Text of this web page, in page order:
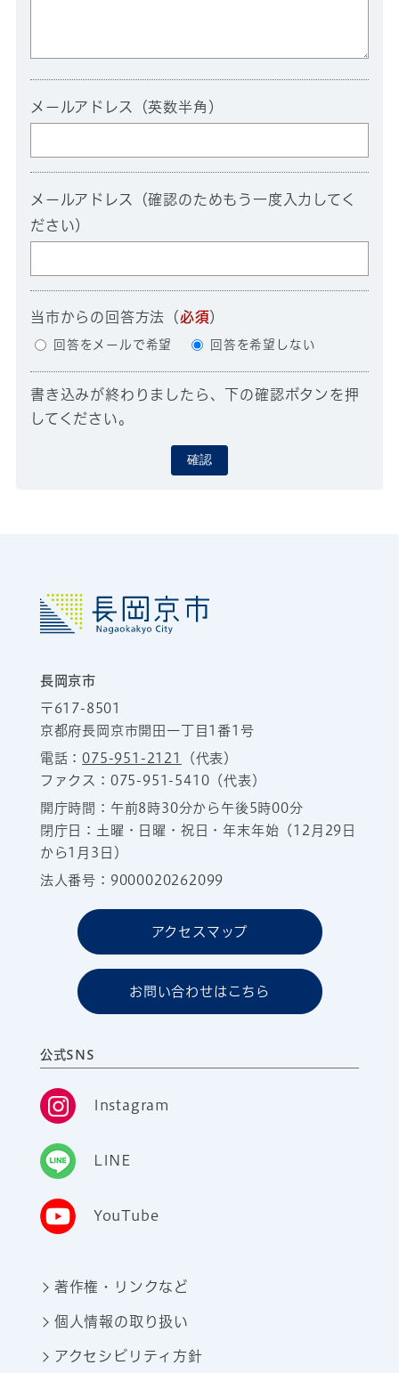
メールアドレス（英数半角）
メールアドレス（確認のためもう一度入力してく
ださい）
当市からの回答方法 （必須）
回答をメールで希望 回答を希望しない
書き込みが終わりましたら、下の確認ボタンを押
してください。
確認
長岡京市
〒617-8501
京都府長岡京市開田一丁目1番1号
電話：075-951-2121
（代表）
ファクス：075-951-5410（代表）
開庁時間：午前8時30分から午後5時00分
閉庁日：土曜・日曜・祝日・年末年始（12月29日
から1月3日）
法人番号：9000020262099
アクセスマップ
お問い合わせはこちら
公式SNS
Instagram
LINE
YouTube
著作権・リンクなど
個人情報の取り扱い
アクセシビリティ方針